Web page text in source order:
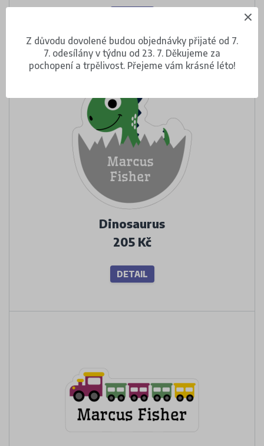
Dinosaurus
205 Kč
DETAIL
Z důvodu dovolené budou objednávky přijaté od 7.
7. odesílány v týdnu od 23. 7. Děkujeme za
pochopení a trpělivost. Přejeme vám krásné léto!